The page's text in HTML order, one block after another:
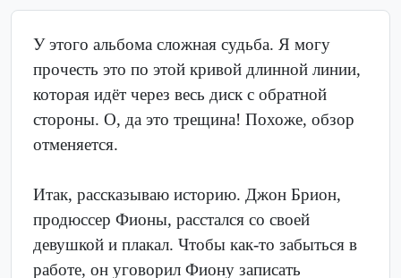
У этого альбома сложная судьба. Я могу
прочесть это по этой кривой длинной линии,
которая идёт через весь диск с обратной
стороны. О, да это трещина! Похоже, обзор
отменяется.
Итак, рассказываю историю. Джон Брион,
продюссер Фионы, расстался со своей
девушкой и плакал. Чтобы как-то забыться в
работе, он уговорил Фиону записать